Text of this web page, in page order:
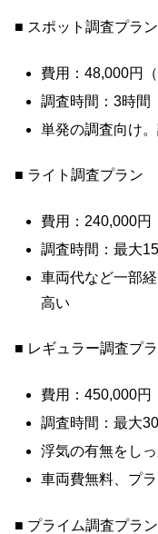
■ スポット調査プラ
費用：48,000円（
調査時間：3時間
単発の調査向け
■ ライト調査プラン
費用：240,000円
調査時間：最大
車両代など一部
高い
■ レギュラー調査プ
費用：450,000円
調査時間：最大
浮気の有無をし
車両費無料、プ
■ プライム調査プラ